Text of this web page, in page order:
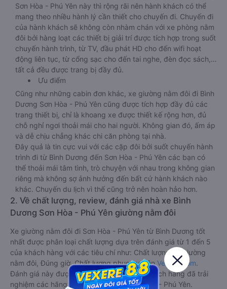
Sơn Hòa - Phú Yên này thì rộng rãi nên hành khách có thể
mang theo nhiều hành lý cần thiết cho chuyến đi. Chuyến đi
của hành khách sẽ không còn nhàm chán với xe phòng nằm
đôi bởi hàng loạt các thiết bị giải trí được tích hợp trong suốt
chuyến hành trình, từ TV, đầu phát HD cho đến wifi hoạt
động liên tục, từ cổng sạc cho đến tai nghe, đèn đọc sách,…
tất cả đều được trang bị đầy đủ.
Ưu điểm
Cũng như những cabin đơn khác, xe giường nằm đôi đi Bình
Dương Sơn Hòa - Phú Yên cũng được tích hợp đầy đủ các
trang thiết bị, chỉ là khoang xe được thiết kế rộng hơn, đủ
chỗ nghỉ ngơi thoải mái cho hai người. Không gian đó, ấm áp
và dễ chịu chẳng khác chi căn phòng tại nhà.
Đây quả là tin cực vui với các cặp đôi bởi suốt chuyến hành
trình đi từ Bình Dương đến Sơn Hòa - Phú Yên các bạn có
thể thoải mái tâm tình, trò chuyện với nhau trong không gian
riêng mà không sợ ảnh hưởng đến bất cứ hành khách nào
khác. Chuyến du lịch vì thế cũng trở nên hoàn hảo hơn.
2. Về chất lượng, review, đánh giá nhà xe Bình
Dương Sơn Hòa - Phú Yên giường nằm đôi
Xe giường nằm đôi đi Sơn Hòa - Phú Yên từ Bình Dương tốt
nhất được phân loại chất lượng dựa trên đánh giá từ 1 đến 5
của khách hàng với các tiêu chí như: Chất lượng xe giường
nằm đôi, Đúng giờ, Chất lượng phục vụ trênVexere.com.
Đánh giá này được viết trực tiếp bởi các khách hàng đã trải
nghiệm các hãng Xe Bình Dương đi Sơn Hòa - Phú Yên.